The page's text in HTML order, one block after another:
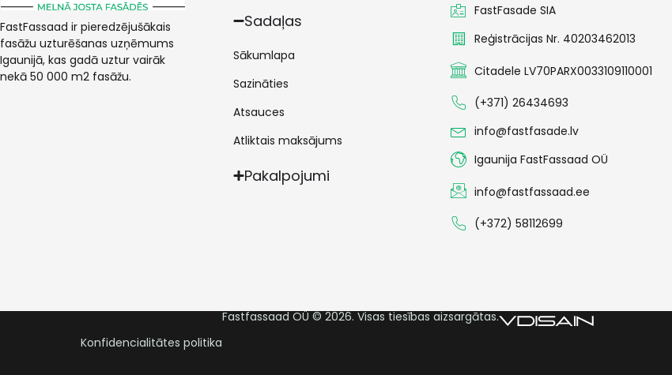
FastFassaad ir pieredzējušākais
fasāžu uzturēšanas uzņēmums
Igaunijā, kas gadā uztur vairāk
nekā 50 000 m2 fasāžu.
Sadaļas
Sākumlapa
Sazināties
Atsauces
Atliktais maksājums
Pakalpojumi
FastFasade SIA
Reģistrācijas Nr. 40203462013
Citadele LV70PARX0033109110001
(+371) 26434693
info@fastfasade.lv
Igaunija FastFassaad OÜ
info@fastfassaad.ee
(+372) 58112699
Konfidencialitātes politika
Fastfassaad OÜ © 2026. Visas tiesības aizsargātas.